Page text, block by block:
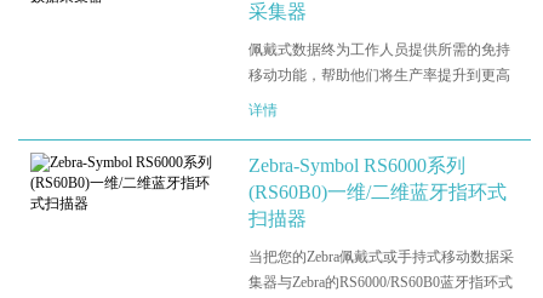
采集器
佩戴式数据终为工作人员提供所需的免持
移动功能，帮助他们将生产率提升到更高
水平。不过，您的工作人员会发现如今的
将会改变。WT6000/WT60A0——新的
androids佩戴式数据终端为企业…
详情
Zebra-Symbol RS6000系列
(RS60B0)一维/二维蓝牙指环式
扫描器
当把您的Zebra佩戴式或手持式移动数据采
集器与Zebra的RS6000/RS60B0蓝牙指环式